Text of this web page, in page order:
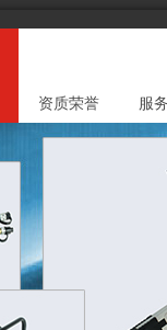
资质荣誉 服